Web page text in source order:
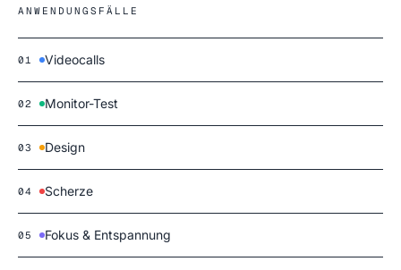
ANWENDUNGSFÄLLE
01 Videocalls
02 Monitor-Test
03 Design
04 Scherze
05 Fokus & Entspannung